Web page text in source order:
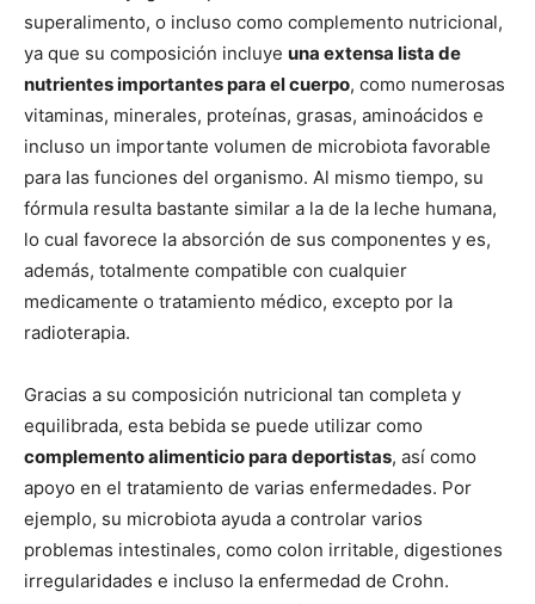
superalimento, o incluso como complemento nutricional,
ya que su composición incluye una extensa lista de
nutrientes importantes para el cuerpo, como numerosas
vitaminas, minerales, proteínas, grasas, aminoácidos e
incluso un importante volumen de microbiota favorable
para las funciones del organismo. Al mismo tiempo, su
fórmula resulta bastante similar a la de la leche humana,
lo cual favorece la absorción de sus componentes y es,
además, totalmente compatible con cualquier
medicamente o tratamiento médico, excepto por la
radioterapia.
Gracias a su composición nutricional tan completa y
equilibrada, esta bebida se puede utilizar como
complemento alimenticio para deportistas, así como
apoyo en el tratamiento de varias enfermedades. Por
ejemplo, su microbiota ayuda a controlar varios
problemas intestinales, como colon irritable, digestiones
irregularidades e incluso la enfermedad de Crohn.